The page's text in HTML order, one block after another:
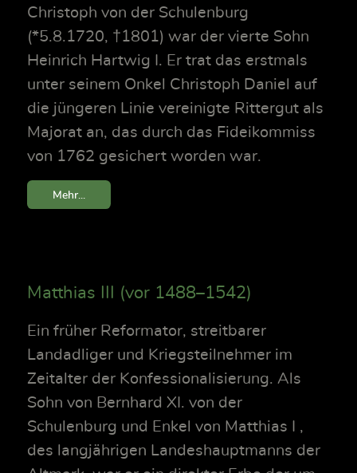
Christoph von der Schulenburg
(*5.8.1720, †1801) war der vierte Sohn
Heinrich Hartwig I. Er trat das erstmals
unter seinem Onkel Christoph Daniel auf
die jüngeren Linie vereinigte Rittergut als
Majorat an, das durch das Fideikommiss
von 1762 gesichert worden war.
Mehr...
Matthias III (vor 1488–1542)
Ein früher Reformator, streitbarer
Landadliger und Kriegsteilnehmer im
Zeitalter der Konfessionalisierung. Als
Sohn von Bernhard XI. von der
Schulenburg und Enkel von Matthias I ,
des langjährigen Landeshauptmanns der